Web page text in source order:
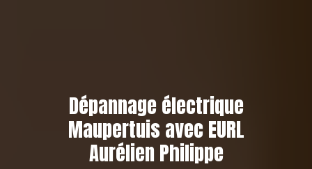
Dépannage électrique
Maupertuis avec EURL
Aurélien Philippe